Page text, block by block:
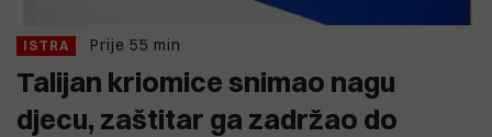
ISTRA Prije 55 min
Talijan kriomice snimao nagu
djecu, zaštitar ga zadržao do